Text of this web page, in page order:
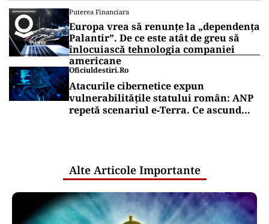
Puterea Financiara
Europa vrea să renunțe la „dependența
Palantir”. De ce este atât de greu să
înlocuiască tehnologia companiei
americane
Oficiuldestiri.ro
Atacurile cibernetice expun
vulnerabilitățile statului român: ANP
repetă scenariul e‑Terra. Ce ascund
Alte Articole Importante